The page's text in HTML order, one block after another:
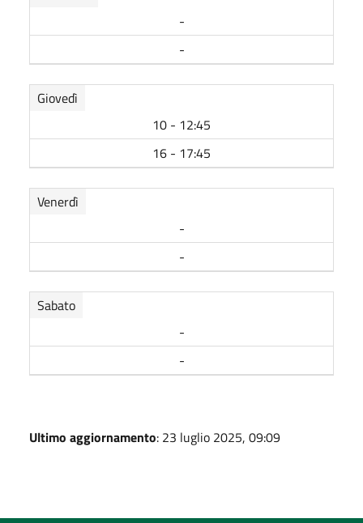
-
-
Giovedì
10 - 12:45
16 - 17:45
Venerdì
-
-
Sabato
-
-
Ultimo aggiornamento: 23 luglio 2025, 09:09